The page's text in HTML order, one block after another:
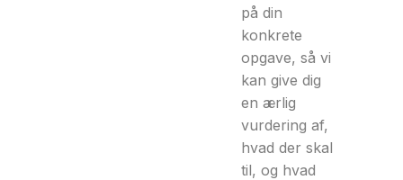
på din
konkrete
opgave, så vi
kan give dig
en ærlig
vurdering af,
hvad der skal
til, og hvad